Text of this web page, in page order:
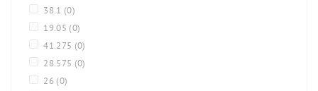
38.1 (0)
19.05 (0)
41.275 (0)
28.575 (0)
26 (0)